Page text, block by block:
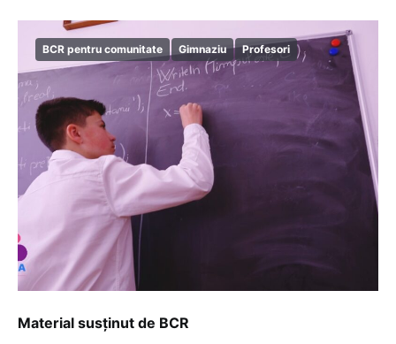
BCR pentru comunitate Gimnaziu Profesori
Material susținut de BCR